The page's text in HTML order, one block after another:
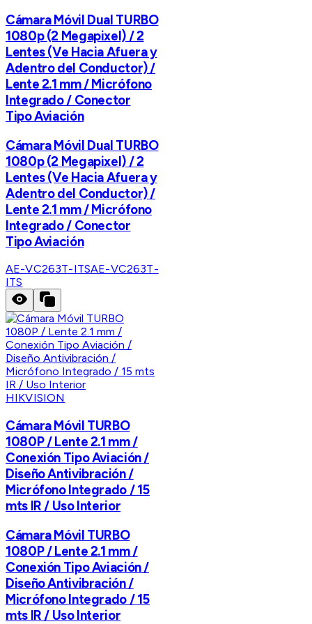
Cámara Móvil Dual TURBO
1080p (2 Megapixel) / 2
Lentes (Ve Hacia Afuera y
Adentro del Conductor) /
Lente 2.1 mm / Micrófono
Integrado / Conector
Tipo Aviación
Cámara Móvil Dual TURBO
1080p (2 Megapixel) / 2
Lentes (Ve Hacia Afuera y
Adentro del Conductor) /
Lente 2.1 mm / Micrófono
Integrado / Conector
Tipo Aviación
AE-VC263T-ITSAE-VC263T-
ITS
HIKVISION
Cámara Móvil TURBO
1080P / Lente 2.1 mm /
Conexión Tipo Aviación /
Diseño Antivibración /
Micrófono Integrado / 15
mts IR / Uso Interior
Cámara Móvil TURBO
1080P / Lente 2.1 mm /
Conexión Tipo Aviación /
Diseño Antivibración /
Micrófono Integrado / 15
mts IR / Uso Interior